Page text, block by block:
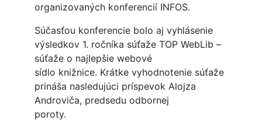
organizovaných konferencií INFOS.
Súčasťou konferencie bolo aj vyhlásenie
výsledkov 1. ročníka súťaže TOP WebLib –
súťaže o najlepšie webové
sídlo knižnice. Krátke vyhodnotenie súťaže
prináša nasledujúci príspevok Alojza
Androviča, predsedu odbornej
poroty.